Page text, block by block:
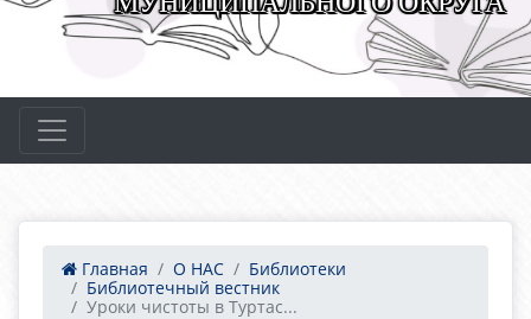
Главная О НАС
Библиотеки
Библиотечный вестник
Уроки чистоты в Туртас...